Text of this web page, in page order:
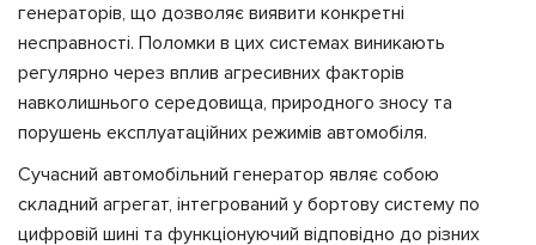
генераторів, що дозволяє виявити конкретні
несправності. Поломки в цих системах виникають
регулярно через вплив агресивних факторів
навколишнього середовища, природного зносу та
порушень експлуатаційних режимів автомобіля.
Сучасний автомобільний генератор являє собою
складний агрегат, інтегрований у бортову систему по
цифровій шині та функціонуючий відповідно до різних